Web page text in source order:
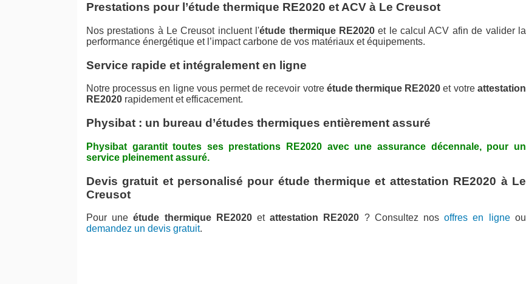
Prestations pour l’étude thermique RE2020 et ACV à Le Creusot
Nos prestations à Le Creusot incluent l'étude thermique RE2020et le calcul ACV afin de valider la
performance énergétique et l’impact carbone de vos matériaux et équipements.
Service rapide et intégralement en ligne
Notre processus en ligne vous permet de recevoir votre étude thermique RE2020 et votre attestation
RE2020rapidement et efficacement.
Physibat : un bureau d’études thermiques entièrement assuré
Physibat garantit toutes ses prestations RE2020 avec une assurance décennale, pour un
service pleinement assuré.
Devis gratuit et personalisé pour étude thermique et attestation RE2020 à Le
Creusot
Pour uneétude thermique RE2020etattestation RE2020 ? Consultez nosoffres en ligneou
demandez un devis gratuit.